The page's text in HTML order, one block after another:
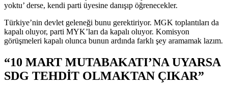
yoktu’ derse, kendi parti üyesine danışıp öğrenecekler.
Türkiye’nin devlet geleneği bunu gerektiriyor. MGK toplantıları da
kapalı oluyor, parti MYK’ları da kapalı oluyor. Komisyon
görüşmeleri kapalı olunca bunun ardında farklı şey aramamak lazım.
“10 MART MUTABAKATI’NA UYARSA
SDG TEHDİT OLMAKTAN ÇIKAR”